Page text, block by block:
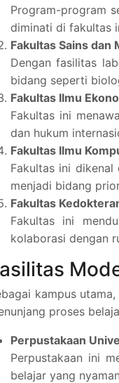
Program-program
diminati di fakultas
Fakultas Sains dan
Dengan fasilitas
bidang seperti
Fakultas Ilmu
Fakultas ini
dan hukum
Fakultas Ilmu
Fakultas ini
menjadi bidang
Fakultas
Fakultas ini
kolaborasi dengan
kampus
proses
Perpustakaan
Perpustakaan ini
belajar yang